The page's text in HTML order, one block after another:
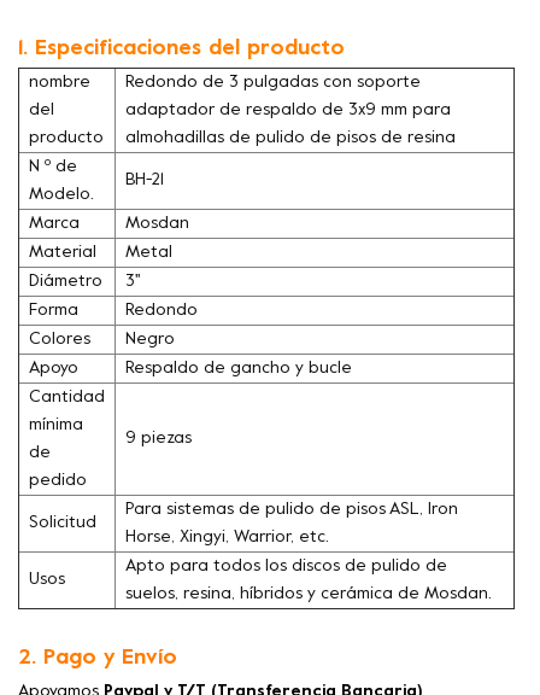
1. Especificaciones del producto
nombre
del
producto
Redondo de 3 pulgadas con soporte
adaptador de respaldo de 3x9 mm para
almohadillas de pulido de pisos de resina
N º de
Modelo.
BH-21
Marca
Mosdan
Material
Metal
Diámetro
3''
Forma
Redondo
Colores
Negro
Apoyo
Respaldo de gancho y bucle
Cantidad
mínima
de
pedido
9 piezas
Solicitud
Para sistemas de pulido de pisos ASL, Iron
Horse, Xingyi, Warrior, etc.
Usos
Apto para todos los discos de pulido de
suelos, resina, híbridos y cerámica de Mosdan.
2. Pago y Envío